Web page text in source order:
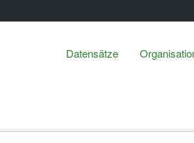
Datensätze